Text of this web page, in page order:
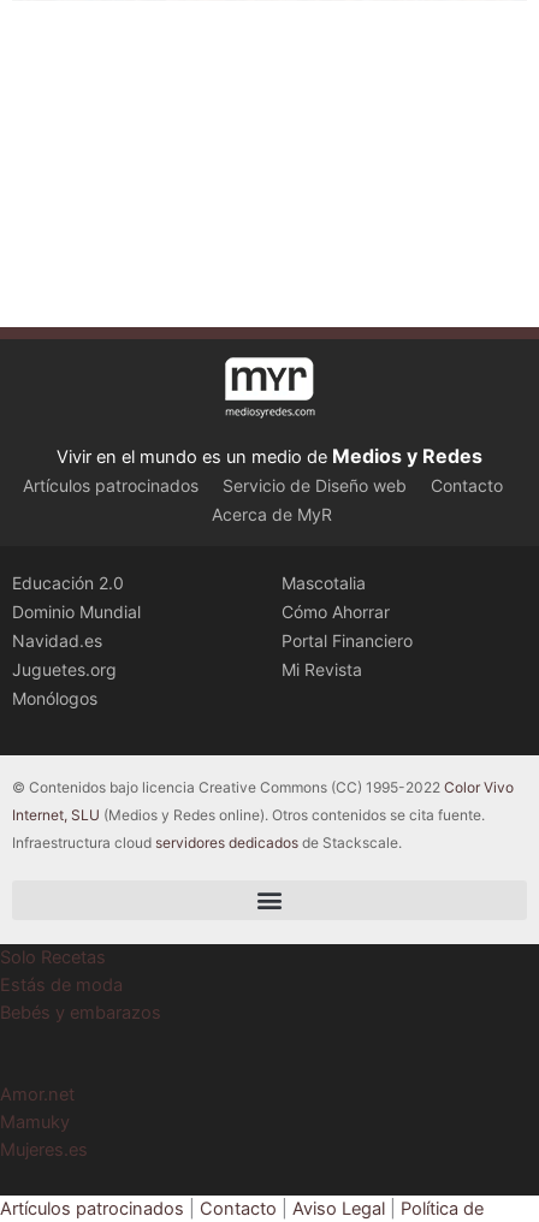
Vivir en el mundo es un medio de Medios y Redes
Artículos patrocinados Servicio de Diseño web
Contacto
Acerca de MyR
Educación 2.0
Dominio Mundial
Navidad.es
Juguetes.org
Monólogos
Mascotalia
Cómo Ahorrar
Portal Financiero
Mi Revista
© Contenidos bajo licencia Creative Commons (CC) 1995-2022 Color Vivo
Internet, SLU (Medios y Redes online). Otros contenidos se cita fuente.
Infraestructura cloud servidores dedicados de Stackscale.
Solo Recetas
Estás de moda
Bebés y embarazos
Amor.net
Mamuky
Mujeres.es
Artículos patrocinados Contacto Aviso Legal Política de